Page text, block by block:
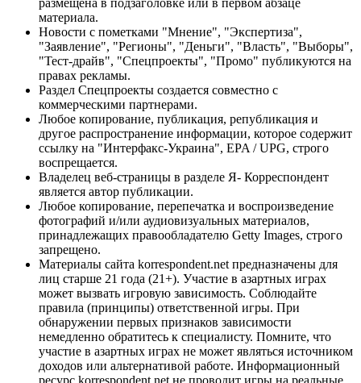
материала.
Новости с пометками "Мнение", "Экспертиза",
"Заявление", "Регионы", "Деньги", "Власть", "Выборы",
"Тест-драйв", "Спецпроекты", "Промо" публикуются на
правах рекламы.
Раздел Спецпроекты создается совместно с
коммерческими партнерами.
Любое копирование, публикация, републикация и
другое распространение информации, которое содержит
ссылку на "Интерфакс-Украина", EPA / UPG, строго
воспрещается.
Владелец веб-страницы в разделе Я- Корреспондент
является автор публикации.
Любое копирование, перепечатка и воспроизведение
фотографий и/или аудиовизуальных материалов,
принадлежащих правообладателю Getty Images, строго
запрещено.
Материалы сайта korrespondent.net предназначены для
лиц старше 21 года (21+). Участие в азартных играх
может вызвать игровую зависимость. Соблюдайте
правила (принципы) ответственной игры. При
обнаружении первых признаков зависимости
немедленно обратитесь к специалисту. Помните, что
участие в азартных играх не может являться источником
доходов или альтернативой работе. Информационный
ресурс korrespondent.net не проводит игры на реальные